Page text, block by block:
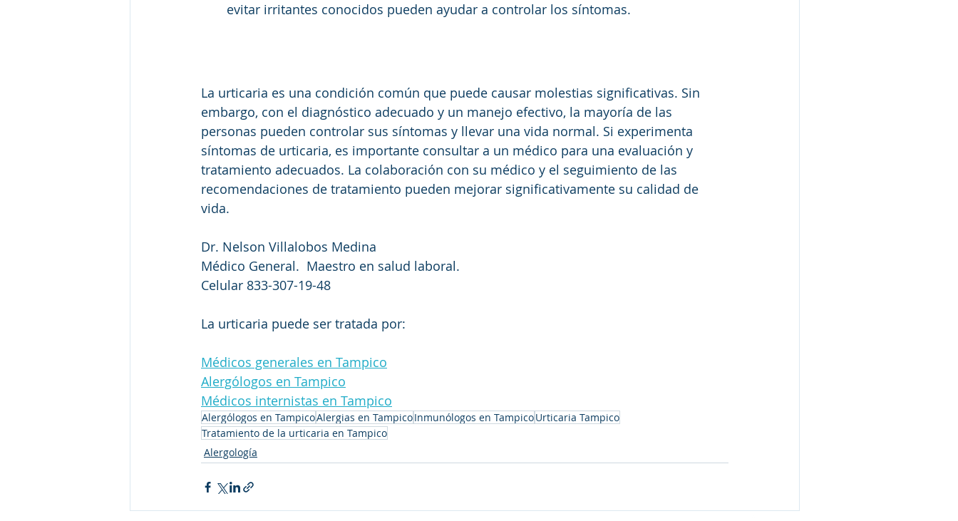
evitar irritantes conocidos pueden ayudar a controlar los síntomas.
La urticaria es una condición común que puede causar molestias significativas. Sin
embargo, con el diagnóstico adecuado y un manejo efectivo, la mayoría de las
personas pueden controlar sus síntomas y llevar una vida normal. Si experimenta
síntomas de urticaria, es importante consultar a un médico para una evaluación y
tratamiento adecuados. La colaboración con su médico y el seguimiento de las
recomendaciones de tratamiento pueden mejorar significativamente su calidad de
vida.
Dr. Nelson Villalobos Medina
Médico General.  Maestro en salud laboral.
Celular 833-307-19-48
La urticaria puede ser tratada por:
Médicos generales en Tampico
Alergólogos en Tampico
Médicos internistas en Tampico
Alergólogos en TampicoAlergias en TampicoInmunólogos en TampicoUrticaria Tampico
Tratamiento de la urticaria en Tampico
Alergología